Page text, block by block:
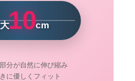
10cm
分が自然に伸び縮み
に優しくフィット